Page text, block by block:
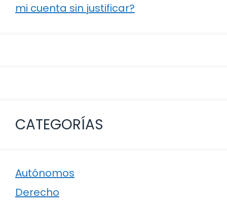
mi cuenta sin justificar?
CATEGORÍAS
Autónomos
Derecho